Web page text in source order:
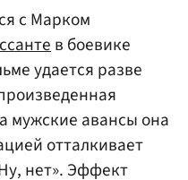
с Марком
в боевике
удается разве
мужские авансы она
отталкивает
нет». Эффект